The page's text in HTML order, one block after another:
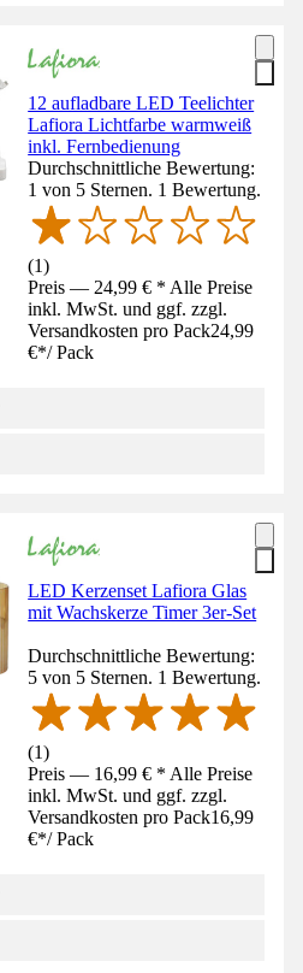
12 aufladbare LED Teelichter
Lafiora Lichtfarbe warmweiß
inkl. Fernbedienung
Durchschnittliche Bewertung:
1 von 5 Sternen. 1 Bewertung.
(1)
Preis — 24,99 € * Alle Preise
inkl. MwSt. und ggf. zzgl.
Versandkosten pro Pack24,99
€*/ Pack
LED Kerzenset Lafiora Glas
mit Wachskerze Timer 3er-Set
Durchschnittliche Bewertung:
5 von 5 Sternen. 1 Bewertung.
(1)
Preis — 16,99 € * Alle Preise
inkl. MwSt. und ggf. zzgl.
Versandkosten pro Pack16,99
€*/ Pack